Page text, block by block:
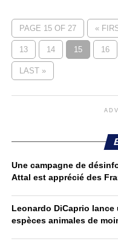
PAGE 15 OF 27 «
13 14 15 16
LAST »
Une campagne de
Attal est apprécié des
Leonardo DiCaprio
espèces animales de